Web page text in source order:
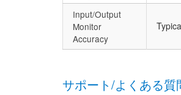
Input/Output
Monitor
Accuracy
サポート/よくある質